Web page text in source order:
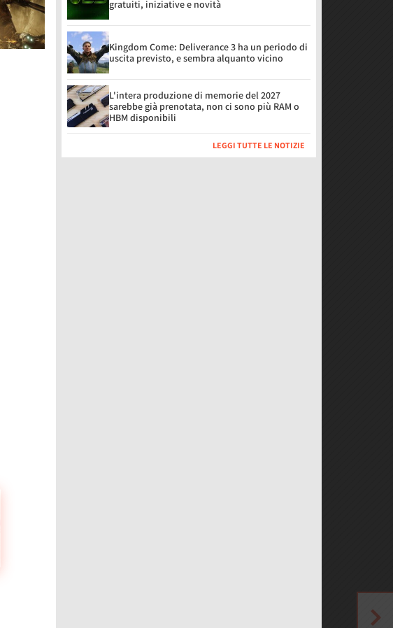
gratuiti, iniziative e novità
Kingdom Come: Deliverance 3 ha un periodo di
uscita previsto, e sembra alquanto vicino
L'intera produzione di memorie del 2027
sarebbe già prenotata, non ci sono più RAM o
HBM disponibili
LEGGI TUTTE LE NOTIZIE